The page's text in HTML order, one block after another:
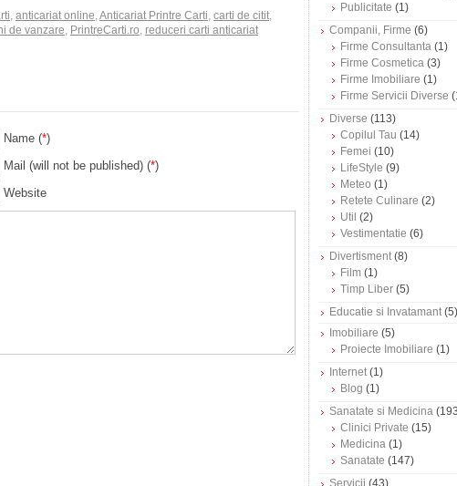
, anticariat online,Anticariat Printre Carti, carti de citit,
de vanzare, PrintreCarti.ro, reduceri carti anticariat
Name (*)
Mail (will not be published) (*)
Website
Publicitate (1)
Companii, Firme (6)
Firme Consultanta (1)
Firme Cosmetica (3)
Firme Imobiliare (1)
Firme Servicii Diverse
Diverse (113)
Copilul Tau (14)
Femei (10)
LifeStyle (9)
Meteo (1)
Retete Culinare (2)
Util (2)
Vestimentatie (6)
Divertisment(8)
Film (1)
Timp Liber (5)
Educatie si Invatamant(5)
Imobiliare (5)
Proiecte Imobiliare (1)
Internet(1)
Blog (1)
Sanatate si Medicina
Clinici Private (15)
Medicina (1)
Sanatate (147)
Servicii (43)